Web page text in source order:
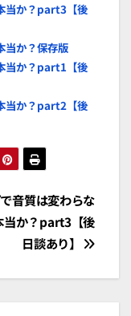
当か？part3【後
当か？保存版
当か？part1【後
当か？part2【後
で音質は変わらな
当か？part3【後
日談あり】